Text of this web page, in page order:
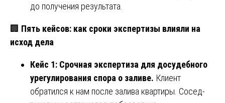
до получения результата.
🏢 Пять кейсов: как сроки экспертизы влияли на
исход дела
Кейс 1: Срочная экспертиза для досудебного
урегулирования спора о заливе. Клиент
обратился к нам после залива квартиры. Сосед-